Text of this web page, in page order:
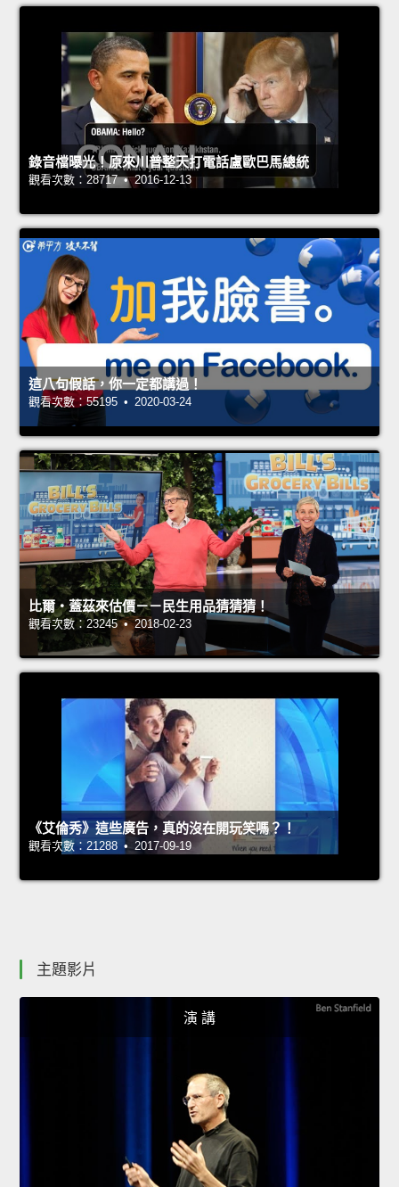
錄音檔曝光！原來川普整天打電話盧歐巴馬總統
觀看次數：28717 • 2016-12-13
這八句假話，你一定都講過！
觀看次數：55195 • 2020-03-24
比爾‧蓋茲來估價－－民生用品猜猜猜！
觀看次數：23245 • 2018-02-23
《艾倫秀》這些廣告，真的沒在開玩笑嗎？！
觀看次數：21288 • 2017-09-19
主題影片
演 講